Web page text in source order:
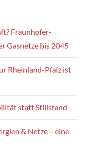
Fraunhofer-
Gasnetze bis 2045
Rheinland-Pfalz ist
statt Stillstand
& Netze – eine